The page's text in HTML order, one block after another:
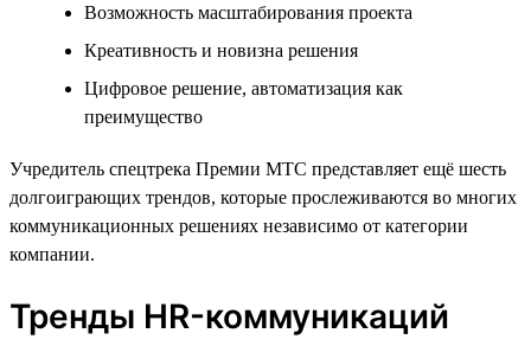
Возможность масштабирования проекта
Креативность и новизна решения
Цифровое решение, автоматизация как
преимущество
Учредитель спецтрека Премии МТС представляет ещё шесть
долгоиграющих трендов, которые прослеживаются во многих
коммуникационных решениях независимо от категории
компании.
Тренды HR-коммуникаций